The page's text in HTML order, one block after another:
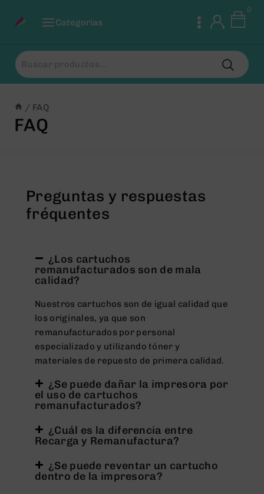
Categorias
0
/ FAQ
FAQ
Preguntas y respuestas
fréquentes
¿Los cartuchos
remanufacturados son de mala
calidad?
Nuestros cartuchos son de igual calidad que
los originales, ya que son
remanufacturados por personal
especializado y utilizando tóner y
materiales de repuesto de primera calidad.
¿Se puede dañar la impresora por
el uso de cartuchos
remanufacturados?
¿Cuál es la diferencia entre
Recarga y Remanufactura?
¿Se puede reventar un cartucho
dentro de la impresora?